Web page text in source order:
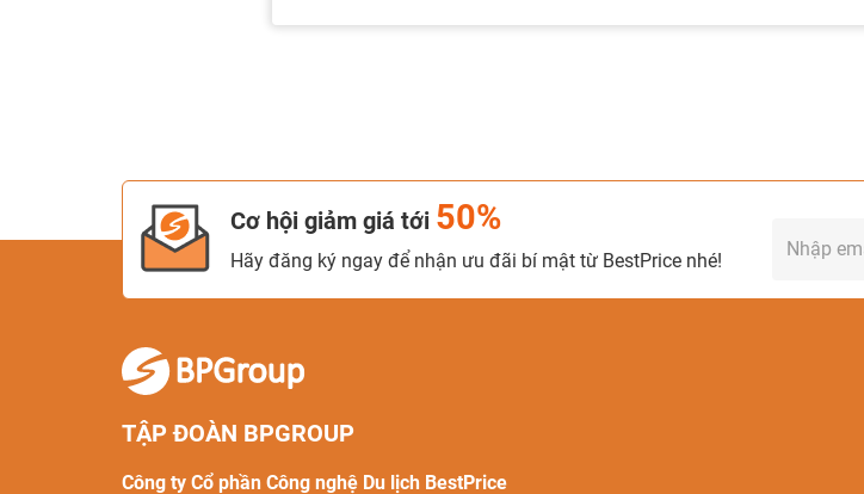
Cơ hội giảm giá tới 50%
Hãy đăng ký ngay để nhận ưu đãi bí mật từ BestPrice nhé!
TẬP ĐOÀN BPGROUP
Công ty Cổ phần Công nghệ Du lịch BestPrice